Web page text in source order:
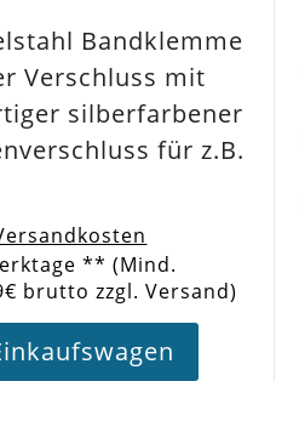
Bandklemme
Verschluss mit
silberfarbener
für z.B.
** (Mind.
brutto zzgl. Versand)